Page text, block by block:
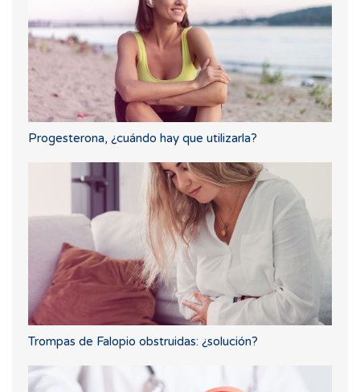
Progesterona, ¿cuándo hay que utilizarla?
Trompas de Falopio obstruidas: ¿solución?